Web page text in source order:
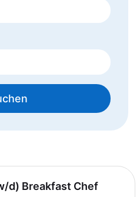
d) Breakfast Chef